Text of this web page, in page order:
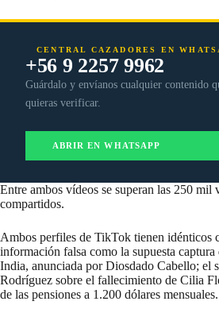
CENTRAL CAZADORES EN
+56 9 2257 9962
Guárdalo y envíanos cualquier contenido
quieras verificar.
ABRIR EN WHATSAPP
Entre ambos vídeos se superan las 250 mil
compartidos.
Ambos perfiles de TikTok tienen idénticos
información falsa como la supuesta
India, anunciada por Diosdado Cabello; el
Rodríguez sobre el fallecimiento de Cilia
de las pensiones a 1.200 dólares mensuales.